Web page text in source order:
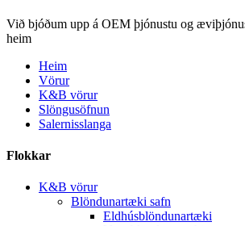
Við bjóðum upp á OEM þjónustu og
heim
Heim
Vörur
K&B vörur
Slöngusöfnun
Salernisslanga
Flokkar
K&B vörur
Blöndunartæki safn
Eldhúsblöndunartæki